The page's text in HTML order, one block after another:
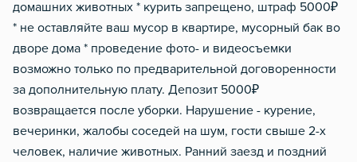
домашних животных * курить запрещено, штраф 5000₽
* не оставляйте ваш мусор в квартире, мусорный бак во
дворе дома * проведение фото- и видеосъемки
возможно только по предварительной договоренности
за дополнительную плату. Депозит 5000₽
возвращается после уборки. Нарушение - курение,
вечеринки, жалобы соседей на шум, гости свыше 2-х
человек, наличие животных. Ранний заезд и поздний